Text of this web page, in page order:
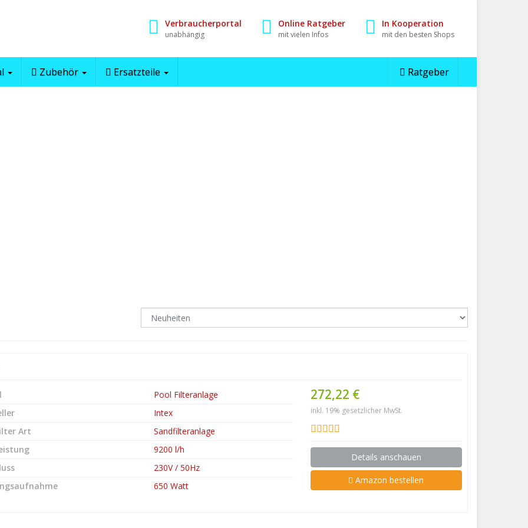
Verbraucherportal
unabhängig
Online Ratgeber
mit vielen Infos
In Kooperation
mit den besten Shops
Zubehör Ersatzteile Ratgeber
272,22 €
inkl. 19% gesetzlicher MwSt.
Details anschauen
Amazon bestellen
Pool Filteranlage
Intex
Art
Sandfilteranlage
9200 l/h
230V / 50Hz
650 Watt